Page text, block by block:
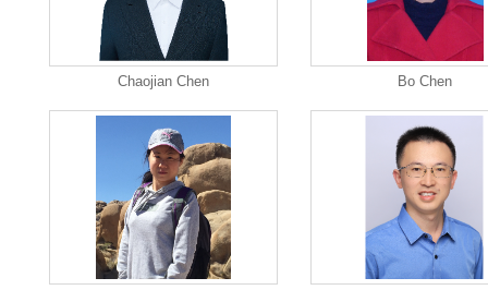
Chaojian Chen Bo Chen